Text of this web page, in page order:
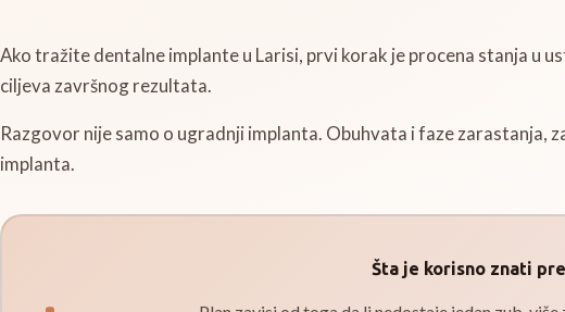
Ako tražite dentalne implante u Larisi, prvi korak je procena stanja u
ciljeva završnog rezultata.
Razgovor nije samo o ugradnji implanta. Obuhvata i faze zarastanja,
implanta.
Šta je korisno znati